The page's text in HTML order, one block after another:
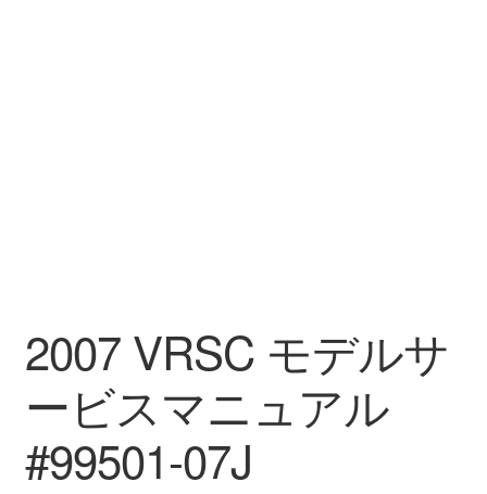
2007 VRSC モデルサ
ービスマニュアル
#99501-07J